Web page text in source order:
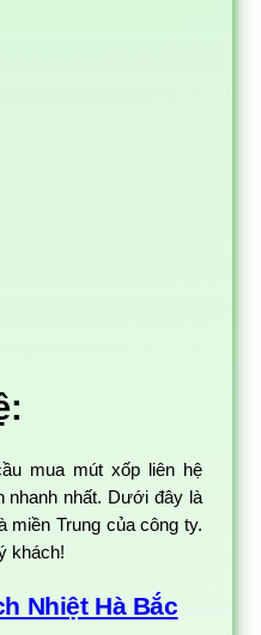
mua mút xốp liên hệ
nhanh nhất. Dưới đây là
miền Trung của công ty.
khách!
Nhiệt Hà Bắc